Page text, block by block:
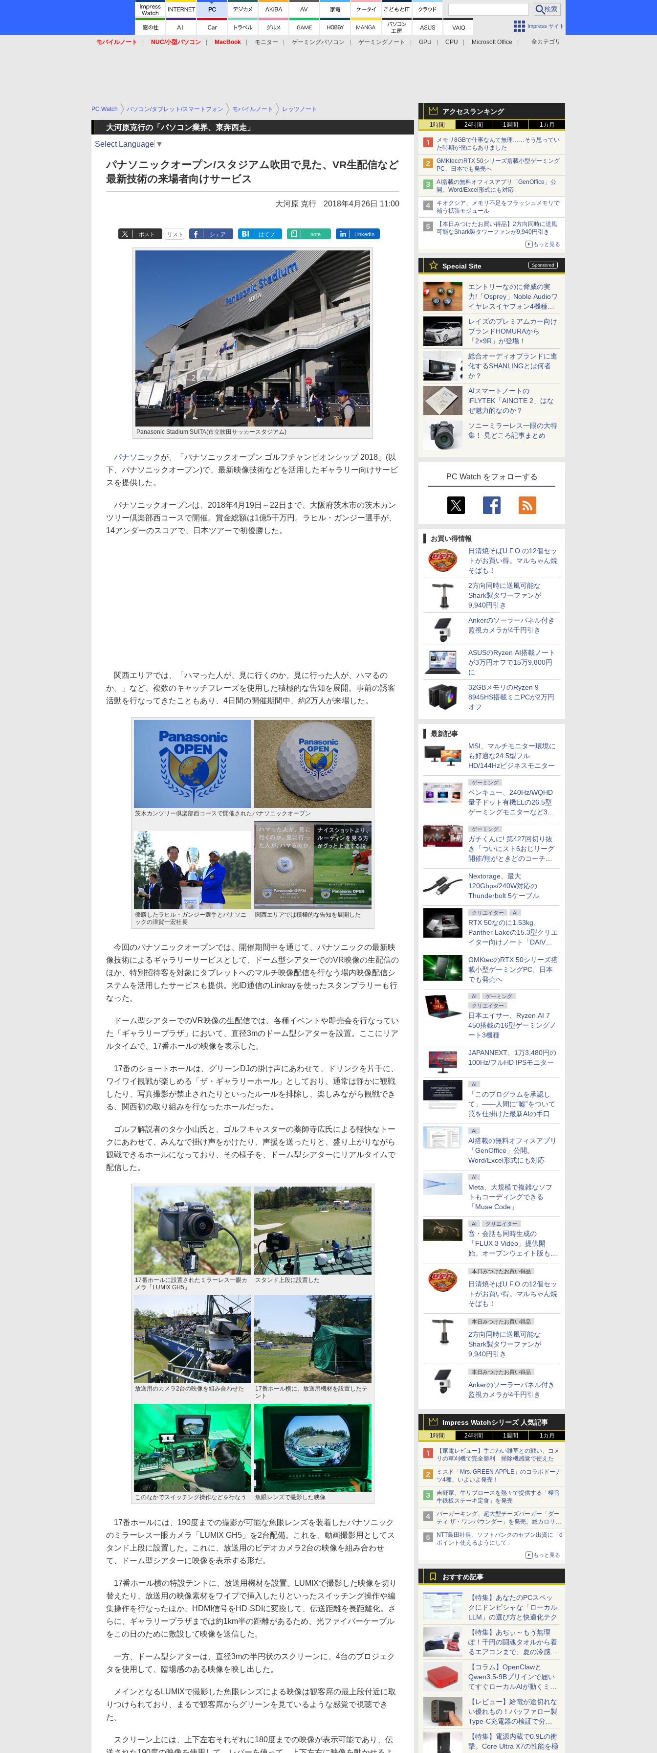
Impress サイト
全カテゴリ
モバイルノート NUC/小型パソコン MacBook モニター ゲーミングパソコン ゲーミングノート GPU CPU
Microsoft Office
アクセスランキング
1時間 24時間 1週間 1カ月
メモリ8GBで仕事なんて無理……そう思ってい
た時期が僕にもありました
GMKtecのRTX 50シリーズ搭載小型ゲーミング
PC、日本でも発売へ
AI搭載の無料オフィスアプリ「GenOffice」公
開。Word/Excel形式にも対応
キオクシア、メモリ不足をフラッシュメモリで
補う拡張モジュール
【本日みつけたお買い得品】2方向同時に送風
可能なShark製タワーファンが9,940円引き
もっと見る
Special Site
エントリーなのに脅威の実
力!「Osprey」Noble Audioワ
イヤレスイヤフォン4機種を
一気に聴く
レイズのプレミアムカー向け
ブランドHOMURAから
「2×9R」が登場！
総合オーディオブランドに進
化するSHANLINGとは何者
か？
AIスマートノートの
iFLYTEK「AINOTE 2」はな
ぜ魅力的なのか？
ソニーミラーレス一眼の大特
集！ 見どころ記事まとめ
PC Watch をフォローする
お買い得情報
日清焼そばU.F.O.の12個セッ
トがお買い得。マルちゃん焼
そばも！
2方向同時に送風可能な
Shark製タワーファンが
9,940円引き
Ankerのソーラーパネル付き
監視カメラが4千円引き
ASUSのRyzen AI搭載ノート
が3万円オフで15万9,800円
に
32GBメモリのRyzen 9
8945HS搭載ミニPCが2万円
オフ
最新記事
MSI、マルチモニター環境に
も好適な24.5型フル
HD/144Hzビジネスモニター
ゲーミング
ベンキュー、240Hz/WQHD
量子ドット有機ELの26.5型
ゲーミングモニターなど3機
種
ゲーミング
ガチくんに! 第427回切り抜
き「ついにスト6おじリーグ
開催/翔がときどのコーチ就
任など」
Nextorage、最大
120Gbps/240W対応の
Thunderbolt 5ケーブル
クリエイター AI
RTX 50なのに1.53kg、
Panther Lakeの15.3型クリエ
イター向けノート「DAIV
Z5」
GMKtecのRTX 50シリーズ搭
載小型ゲーミングPC、日本
でも発売へ
AI
ゲーミング
クリエイター
日本エイサー、Ryzen AI 7
450搭載の16型ゲーミングノ
ート3機種
JAPANNEXT、1万3,480円の
100Hz/フルHD IPSモニター
AI
「このプログラムを承認し
て」――人間に“嘘”をついて
罠を仕掛けた最新AIの手口
AI
AI搭載の無料オフィスアプリ
「GenOffice」公開。
Word/Excel形式にも対応
AI
Meta、大規模で複雑なソフ
トもコーディングできる
「Muse Code」
AI クリエイター
音・会話も同時生成の
「FLUX 3 Video」提供開
始。オープンウェイト版も計
画
本日みつけたお買い得品
日清焼そばU.F.O.の12個セッ
トがお買い得。マルちゃん焼
そばも！
本日みつけたお買い得品
2方向同時に送風可能な
Shark製タワーファンが
9,940円引き
本日みつけたお買い得品
Ankerのソーラーパネル付き
監視カメラが4千円引き
Impress Watchシリーズ 人気記事
1時間 24時間 1週間 1カ月
【家電レビュー】手ごわい雑草との戦い、コメ
リの草刈機で完全勝利 掃除機感覚で使えた
ミスド「Mrs. GREEN APPLE」のコラボドーナ
ツ4種、いよいよ発売！
吉野家、牛リブロースを熱々で提供する「極旨
牛鉄板ステーキ定食」を発売
バーガーキング、超大型チーズバーガー「ダー
ティ ザ・ワンパウンダー」を発売。総カロリー
約1656kcal、総重量約527g！
NTT島田社長、ソフトバンクのセブン出資に「d
ポイント使えるようにして」
もっと見る
おすすめ記事
【特集】あなたのPCスペッ
クにドンピシャな「ローカル
LLM」の選び方と快適化テク
【特集】あぢぃ～もう無理
ぽ！千円の闘魂タオルから着
るエアコンまで、夏の冷感グ
ッズ一挙紹介
【コラム】OpenClawと
Qwen3.5-9Bプリインで届い
てすぐローカルAIが動くミニ
PC「SER9 Pro」
【レビュー】給電が途切れな
い優れもの！バッファロー製
Type-C充電器の検証で分か
ったこと
【特集】電源内蔵で0.9Lの衝
撃。Core Ultra X7の性能を極
PC Watch パソコン/タブレット/スマートフォン モバイルノート レッツノート
大河原克行の「パソコン業界、東奔西走」
Select Language ▼
パナソニックオープン/スタジアム吹田で見た、VR生配信など
最新技術の来場者向けサービス
大河原 克行 2018年4月26日 11:00
ポスト リスト シェア はてブ note LinkedIn
Panasonic Stadium SUITA(市立吹田サッカースタジアム)
パナソニック が、「パナソニックオープン ゴルフチャンピオンシップ 2018」(以
下、パナソニックオープン)で、最新映像技術などを活用したギャラリー向けサービ
スを提供した。
パナソニックオープンは、2018年4月19日～22日まで、大阪府茨木市の茨木カン
ツリー倶楽部西コースで開催。賞金総額は1億5千万円。ラヒル・ガンジー選手が、
14アンダーのスコアで、日本ツアーで初優勝した。
関西エリアでは、「ハマった人が、見に行くのか。見に行った人が、ハマるの
か。」など、複数のキャッチフレーズを使用した積極的な告知を展開。事前の誘客
活動を行なってきたこともあり、4日間の開催期間中、約2万人が来場した。
茨木カンツリー倶楽部西コースで開催されたパナソニックオープン
優勝したラヒル・ガンジー選手とパナソニ
ックの津賀一宏社長
関西エリアでは積極的な告知を展開した
今回のパナソニックオープンでは、開催期間中を通じて、パナソニックの最新映
像技術によるギャラリーサービスとして、ドーム型シアターでのVR映像の生配信の
ほか、特別招待客を対象にタブレットへのマルチ映像配信を行なう場内映像配信シ
ステムを活用したサービスも提供。光ID通信のLinkrayを使ったスタンプラリーも行
なった。
ドーム型シアターでのVR映像の生配信では、各種イベントや即売会を行なってい
た「ギャラリープラザ」において、直径3mのドーム型シアターを設置。ここにリア
ルタイムで、17番ホールの映像を表示した。
17番のショートホールは、グリーンDJの掛け声にあわせて、ドリンクを片手に、
ワイワイ観戦が楽しめる「ザ・ギャラリーホール」としており、通常は静かに観戦
したり、写真撮影が禁止されたりといったルールを排除し、楽しみながら観戦でき
る、関西初の取り組みを行なったホールだった。
ゴルフ解説者のタケ小山氏と、ゴルフキャスターの薬師寺広氏による軽快なトー
クにあわせて、みんなで掛け声をかけたり、声援を送ったりと、盛り上がりながら
観戦できるホールになっており、その様子を、ドーム型シアターにリアルタイムで
配信した。
17番ホールに設置されたミラーレス一眼カ
メラ「LUMIX GH5」
スタンド上段に設置した
放送用のカメラ2台の映像を組み合わせた
17番ホール横に、放送用機材を設置したテ
ント
このなかでスイッチング操作などを行なう 魚眼レンズで撮影した映像
17番ホールには、190度までの撮影が可能な魚眼レンズを装着したパナソニック
のミラーレス一眼カメラ「LUMIX GH5」を2台配備。これを、動画撮影用としてス
タンド上段に設置した。これに、放送用のビデオカメラ2台の映像を組み合わせ
て、ドーム型シアターに映像を表示する形だ。
17番ホール横の特設テントに、放送用機材を設置。LUMIXで撮影した映像を切り
替えたり、放送用の映像素材をワイプで挿入したりといったスイッチング操作や編
集操作を行なったほか、HDMI信号をHD-SDIに変換して、伝送距離を長距離化。さ
らに、ギャラリープラザまでは約1km半の距離があるため、光ファイバーケーブル
をこの日のために敷設して映像を送信した。
一方、ドーム型シアターは、直径3mの半円状のスクリーンに、4台のプロジェク
タを使用して、臨場感のある映像を映し出した。
メインとなるLUMIXで撮影した魚眼レンズによる映像は観客席の最上段付近に取
りつけられており、まるで観客席からグリーンを見ているような感覚で視聴でき
た。
スクリーン上には、上下左右それぞれに180度までの映像が表示可能であり、伝